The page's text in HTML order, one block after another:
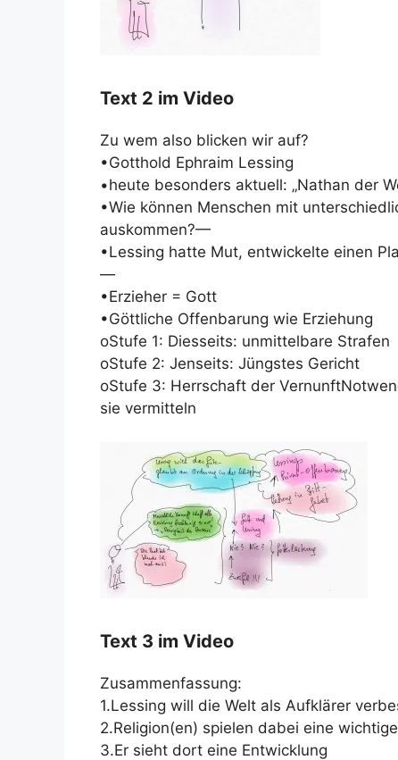
Text 2 im Video
Zu wem also blicken wir auf?
•Gotthold Ephraim Lessing
•heute besonders aktuell: „Nathan der
•Wie können Menschen mit
auskommen?—
•Lessing hatte Mut, entwickelte einen
—
•Erzieher = Gott
•Göttliche Offenbarung wie Erziehung
oStufe 1: Diesseits: unmittelbare Strafen
oStufe 2: Jenseits: Jüngstes Gericht
oStufe 3: Herrschaft der
sie vermitteln
Text 3 im Video
Zusammenfassung:
1.Lessing will die Welt als Aufklärer
2.Religion(en) spielen dabei eine
3.Er sieht dort eine Entwicklung